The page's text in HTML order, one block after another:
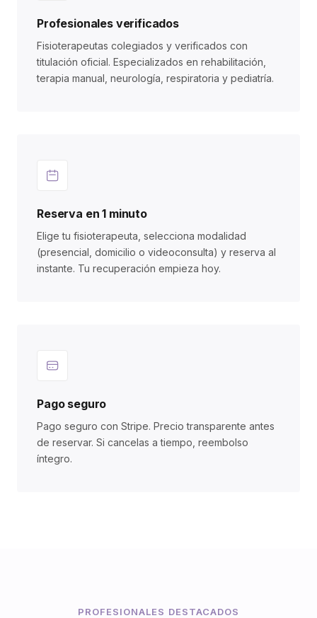
Profesionales verificados
Fisioterapeutas colegiados y verificados con
titulación oficial. Especializados en rehabilitación,
terapia manual, neurología, respiratoria y pediatría.
Reserva en 1 minuto
Elige tu fisioterapeuta, selecciona modalidad
(presencial, domicilio o videoconsulta) y reserva al
instante. Tu recuperación empieza hoy.
Pago seguro
Pago seguro con Stripe. Precio transparente antes
de reservar. Si cancelas a tiempo, reembolso
íntegro.
PROFESIONALES DESTACADOS